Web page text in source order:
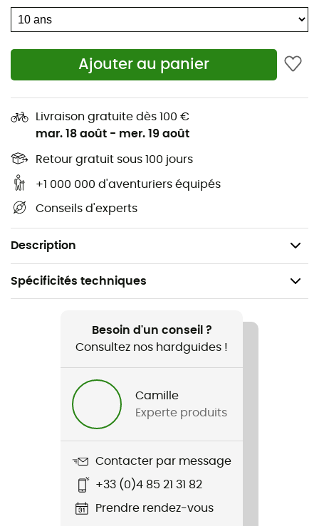
Ajouter au panier
Livraison gratuite dès 100 €
mar. 18 août - mer. 19 août
Retour gratuit sous 100 jours
+1 000 000 d'aventuriers équipés
Conseils d'experts
Description
permettent de garder les petits essentiels à portée de
main, pour que chaque aventure soit mémorable !
Isolation : ROXY WarmFlight® 100 % recyclé
Doublure légère en taffetas de polyester 60 %
recyclé
Système de réglage à la taille
Poches avant pour les mains
Ventilations doublées en mesh aux jambes
Guêtres en taffetas
Composition : 100 % polyester recyclé
Spécificités techniques
Nom du produit
Besoin d'un conseil ?
Consultez nos hardguides !
Camille
Experte produits
Contacter par message
+33 (0)4 85 21 31 82
Prendre rendez-vous